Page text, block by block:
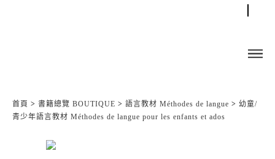
首頁 > 書籍總覽 BOUTIQUE > 語言教材 Méthodes de langue > 幼童/
青少年語言教材 Méthodes de langue pour les enfants et ados